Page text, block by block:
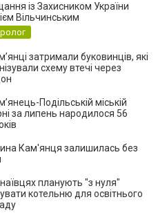
із Захисником України
Вільчинським
затримали буковинців, які
схему втечі через
Подільській міській
за липень народилося 56
Кам'янця залишилась без
планують "з нуля"
котельню для освітнього